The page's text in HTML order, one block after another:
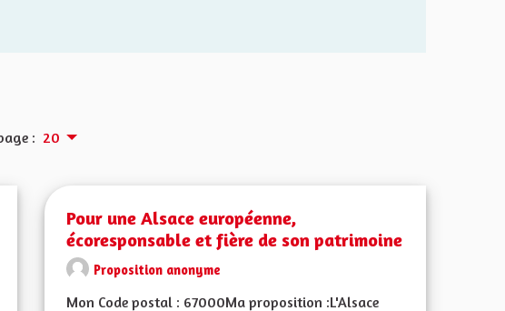
: 20
Pour une Alsace européenne,
écoresponsable et fière de son patrimoine
Proposition anonyme
Mon Code postal : 67000Ma proposition :L'Alsace